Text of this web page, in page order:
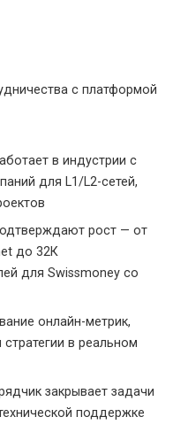
с платформой
в индустрии с
для L1/L2-сетей,
рост — от
до 32К
для Swissmoney со
онлайн-метрик,
в реальном
закрывает задачи
поддержке